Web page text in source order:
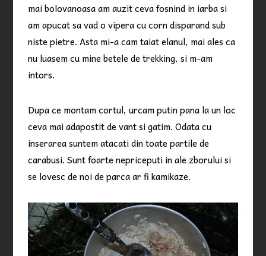
mai bolovanoasa am auzit ceva fosnind in iarba si
am apucat sa vad o vipera cu corn disparand sub
niste pietre. Asta mi-a cam taiat elanul, mai ales ca
nu luasem cu mine betele de trekking, si m-am
intors.
Dupa ce montam cortul, urcam putin pana la un loc
ceva mai adapostit de vant si gatim. Odata cu
inserarea suntem atacati din toate partile de
carabusi. Sunt foarte nepriceputi in ale zborului si
se lovesc de noi de parca ar fi kamikaze.